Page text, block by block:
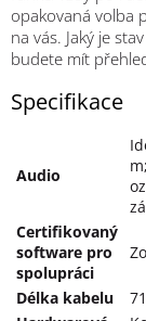
opakovaná volba
na vás. Jaký je
budete mít
Specifikace
Audio
Certifikovaný
software pro
spolupráci
Délka kabelu